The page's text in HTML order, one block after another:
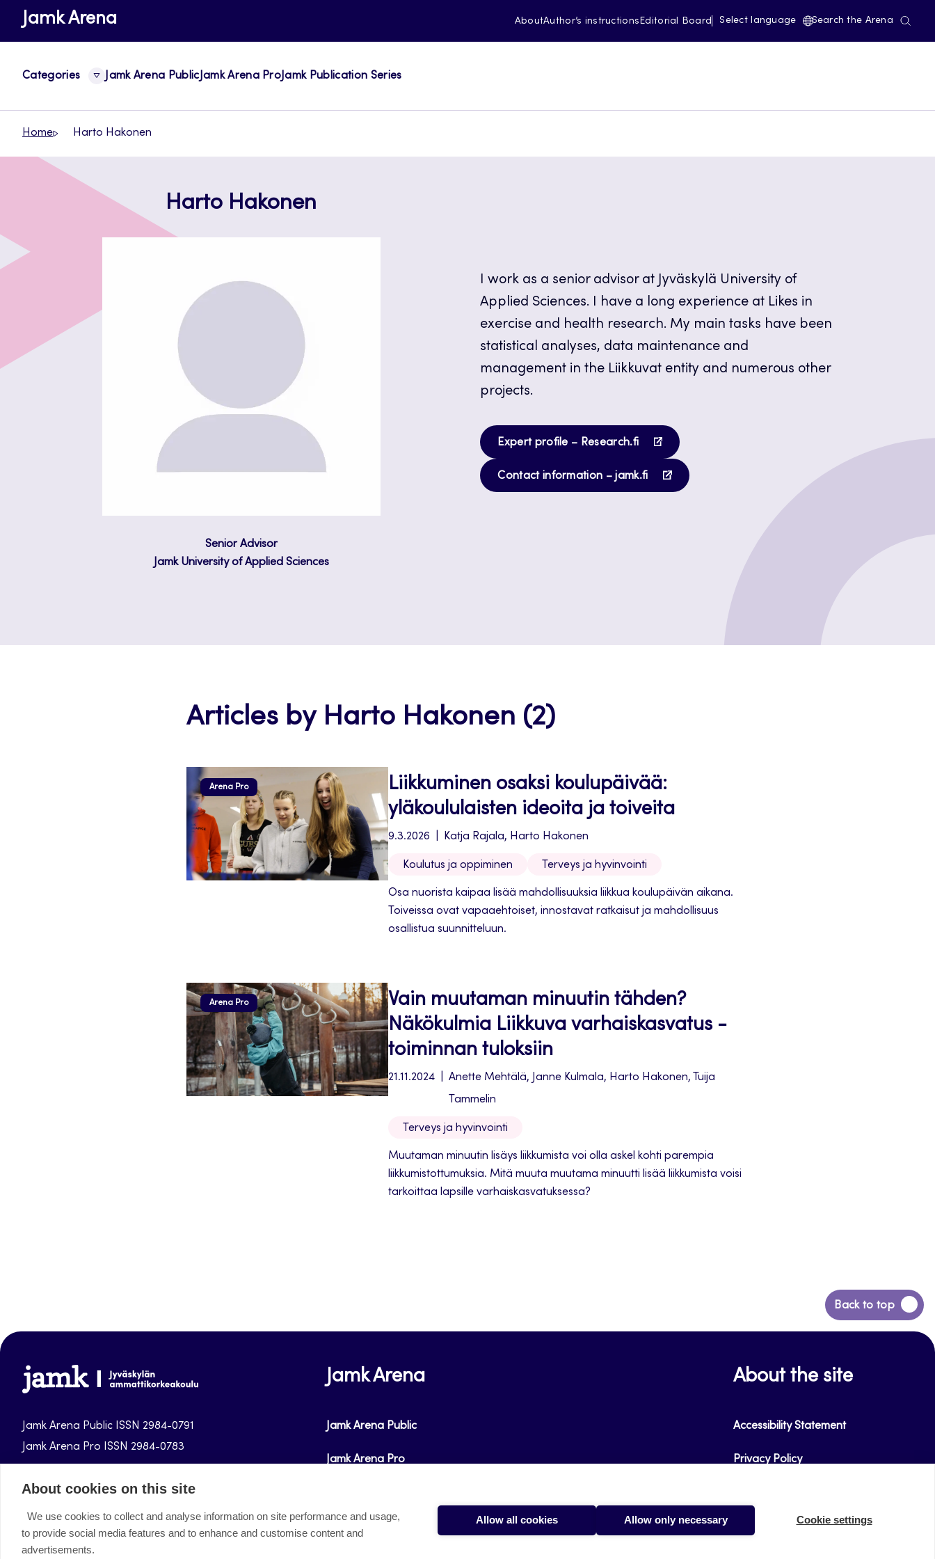
SkipJamk Arena AboutAuthor’s instructionsEditorial Board Select language Search the Arena
Categories Jamk Arena PublicJamk Arena Pro Jamk Publication Series
Home Harto Hakonen
Harto Hakonen
Senior Advisor
Jamk University of Applied Sciences
I work as a senior advisor at Jyväskylä University of
Applied Sciences. I have a long experience at Likes in
exercise and health research. My main tasks have been
statistical analyses, data maintenance and
management in the Liikkuvat entity and numerous other
projects.
Expert profile – Research.fi
Opens
a
new
Contact information – jamk.fi
Opens
in
Articles by Harto Hakonen (2)
Arena Pro
Liikkuminen osaksi koulupäivää:
yläkoululaisten ideoita ja toiveita
9.3.2026 Katja Rajala, Harto Hakonen
Koulutus ja oppiminen Terveys ja hyvinvointi
Osa nuorista kaipaa lisää mahdollisuuksia liikkua koulupäivän aikana.
Toiveissa ovat vapaaehtoiset, innostavat ratkaisut ja mahdollisuus
osallistua suunnitteluun.
Arena Pro
Vain muutaman minuutin tähden?
Näkökulmia Liikkuva varhaiskasvatus -
toiminnan tuloksiin
21.11.2024
Anette Mehtälä, Janne Kulmala, Harto Hakonen, Tuija
Tammelin
Terveys ja hyvinvointi
Muutaman minuutin lisäys liikkumista voi olla askel kohti parempia
liikkumistottumuksia. Mitä muuta muutama minuutti lisää liikkumista voisi
tarkoittaa lapsille varhaiskasvatuksessa?
Back to top
Back
to
Jamk-
arena
Jamk Arena Public ISSN 2984-0791
Jamk Arena Pro ISSN 2984-0783
Jamk University of Applied Sciences publications.
FacebookInstagram
LinkedinTwitterYoutube
Jamk Arena
Jamk Arena Public
Jamk Arena Pro
About the site
Accessibility Statement
Privacy Policy
About cookies on this site
We use cookies to collect and analyse information on site performance and usage,
to provide social media features and to enhance and customise content and
advertisements.
Allow all cookies Allow only necessary Cookie settings